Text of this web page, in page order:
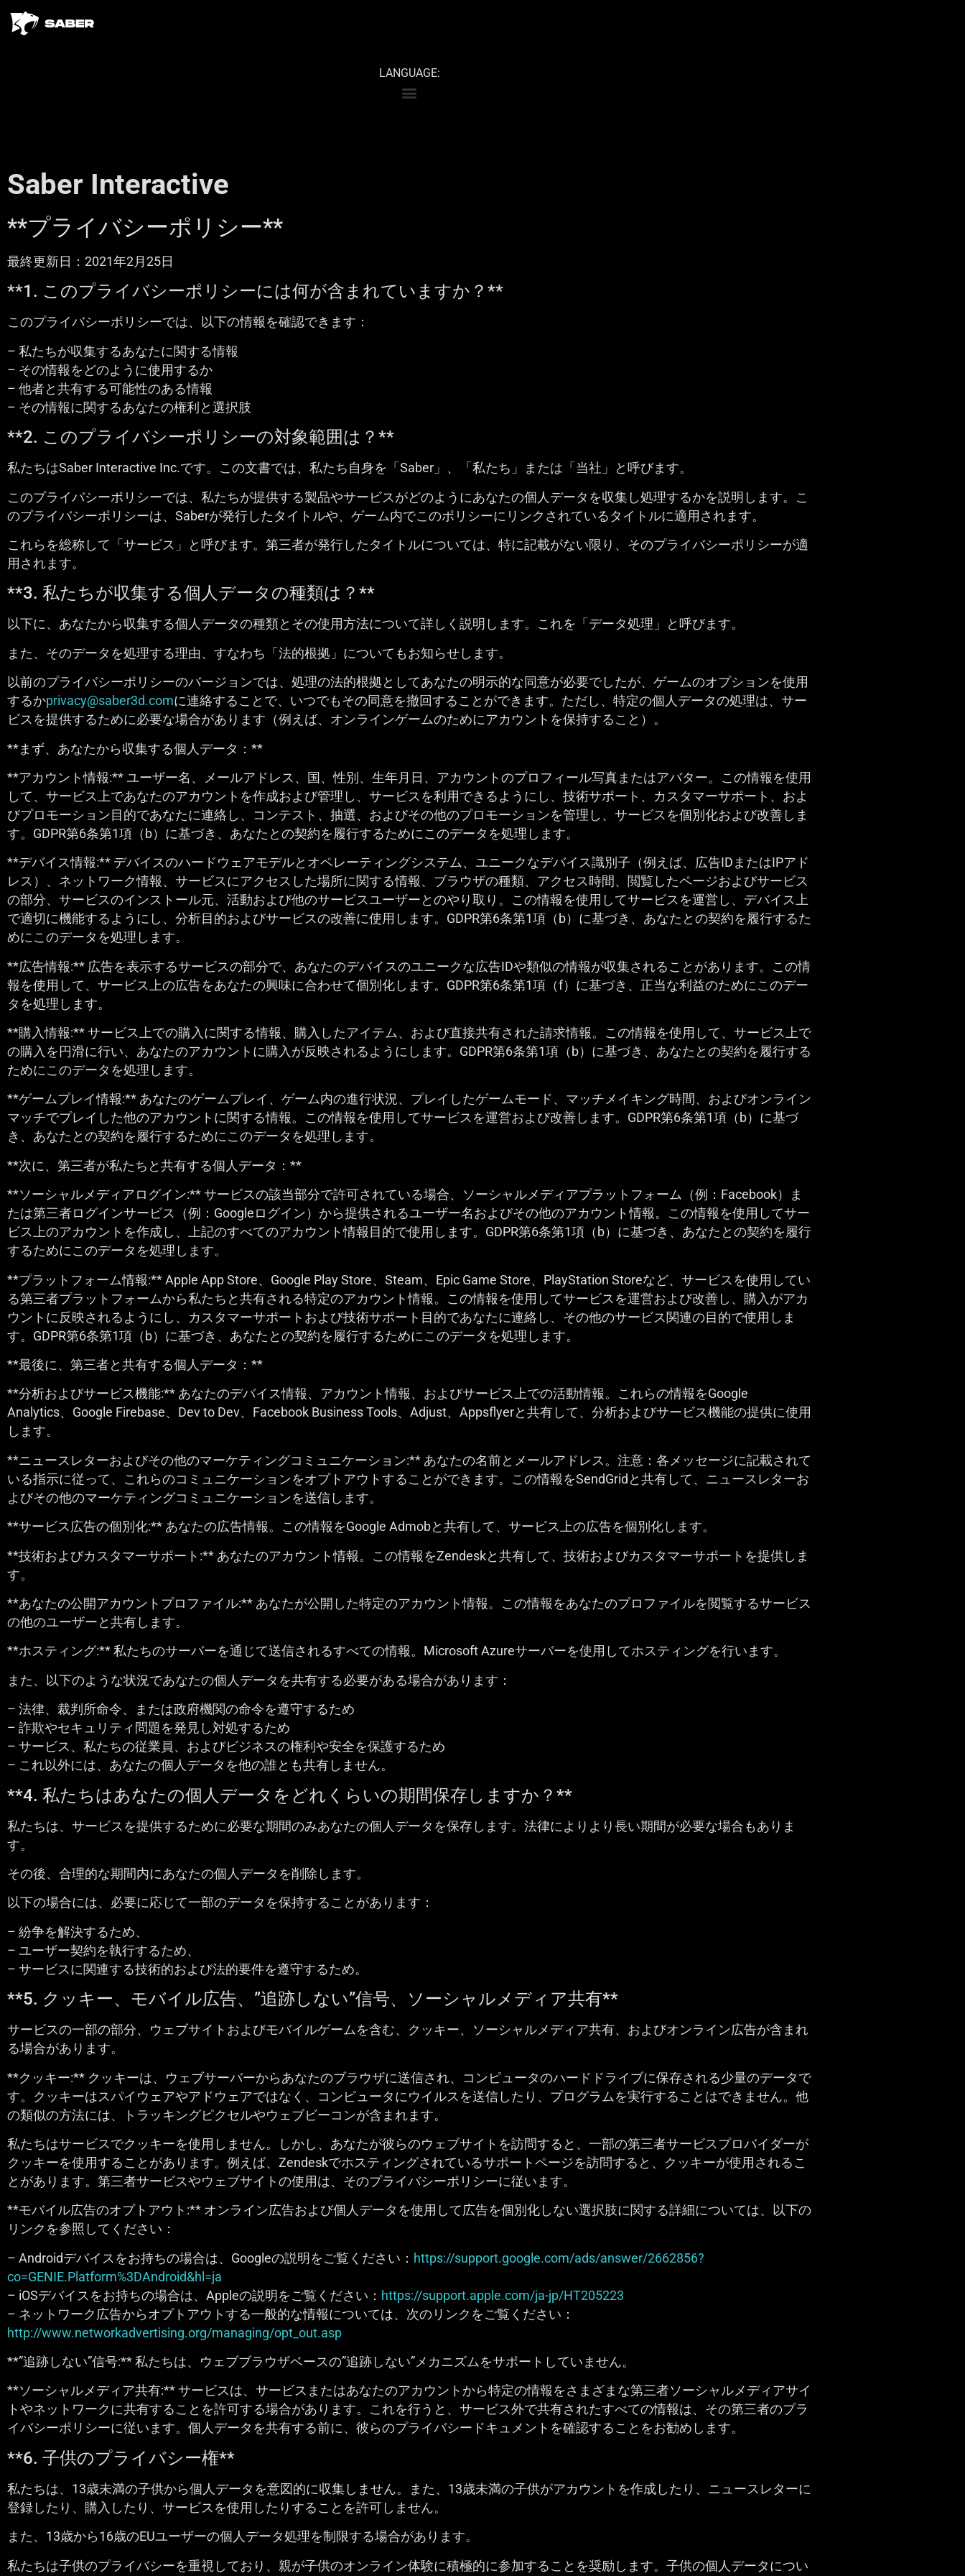
LANGUAGE:
Saber Interactive
**プライバシーポリシー**
最終更新日：2021年2月25日
**1. このプライバシーポリシーには何が含まれていますか？**
このプライバシーポリシーでは、以下の情報を確認できます：
– 私たちが収集するあなたに関する情報
– その情報をどのように使用するか
– 他者と共有する可能性のある情報
– その情報に関するあなたの権利と選択肢
**2. このプライバシーポリシーの対象範囲は？**
私たちはSaber Interactive Inc.です。この文書では、私たち自身を「Saber」、「私たち」または「当社」と呼びます。
このプライバシーポリシーでは、私たちが提供する製品やサービスがどのようにあなたの個人データを収集し処理するかを説明します。こ
のプライバシーポリシーは、Saberが発行したタイトルや、ゲーム内でこのポリシーにリンクされているタイトルに適用されます。
これらを総称して「サービス」と呼びます。第三者が発行したタイトルについては、特に記載がない限り、そのプライバシーポリシーが適
用されます。
**3. 私たちが収集する個人データの種類は？**
以下に、あなたから収集する個人データの種類とその使用方法について詳しく説明します。これを「データ処理」と呼びます。
また、そのデータを処理する理由、すなわち「法的根拠」についてもお知らせします。
以前のプライバシーポリシーのバージョンでは、処理の法的根拠としてあなたの明示的な同意が必要でしたが、ゲームのオプションを使用
するかprivacy@saber3d.comに連絡することで、いつでもその同意を撤回することができます。ただし、特定の個人データの処理は、サー
ビスを提供するために必要な場合があります（例えば、オンラインゲームのためにアカウントを保持すること）。
**まず、あなたから収集する個人データ：**
**アカウント情報:** ユーザー名、メールアドレス、国、性別、生年月日、アカウントのプロフィール写真またはアバター。この情報を使用
して、サービス上であなたのアカウントを作成および管理し、サービスを利用できるようにし、技術サポート、カスタマーサポート、およ
びプロモーション目的であなたに連絡し、コンテスト、抽選、およびその他のプロモーションを管理し、サービスを個別化および改善しま
す。GDPR第6条第1項（b）に基づき、あなたとの契約を履行するためにこのデータを処理します。
**デバイス情報:** デバイスのハードウェアモデルとオペレーティングシステム、ユニークなデバイス識別子（例えば、広告IDまたはIPアド
レス）、ネットワーク情報、サービスにアクセスした場所に関する情報、ブラウザの種類、アクセス時間、閲覧したページおよびサービス
の部分、サービスのインストール元、活動および他のサービスユーザーとのやり取り。この情報を使用してサービスを運営し、デバイス上
で適切に機能するようにし、分析目的およびサービスの改善に使用します。GDPR第6条第1項（b）に基づき、あなたとの契約を履行するた
めにこのデータを処理します。
**広告情報:** 広告を表示するサービスの部分で、あなたのデバイスのユニークな広告IDや類似の情報が収集されることがあります。この情
報を使用して、サービス上の広告をあなたの興味に合わせて個別化します。GDPR第6条第1項（f）に基づき、正当な利益のためにこのデー
タを処理します。
**購入情報:** サービス上での購入に関する情報、購入したアイテム、および直接共有された請求情報。この情報を使用して、サービス上で
の購入を円滑に行い、あなたのアカウントに購入が反映されるようにします。GDPR第6条第1項（b）に基づき、あなたとの契約を履行する
ためにこのデータを処理します。
**ゲームプレイ情報:** あなたのゲームプレイ、ゲーム内の進行状況、プレイしたゲームモード、マッチメイキング時間、およびオンライン
マッチでプレイした他のアカウントに関する情報。この情報を使用してサービスを運営および改善します。GDPR第6条第1項（b）に基づ
き、あなたとの契約を履行するためにこのデータを処理します。
**次に、第三者が私たちと共有する個人データ：**
**ソーシャルメディアログイン:** サービスの該当部分で許可されている場合、ソーシャルメディアプラットフォーム（例：Facebook）ま
たは第三者ログインサービス（例：Googleログイン）から提供されるユーザー名およびその他のアカウント情報。この情報を使用してサー
ビス上のアカウントを作成し、上記のすべてのアカウント情報目的で使用します。GDPR第6条第1項（b）に基づき、あなたとの契約を履行
するためにこのデータを処理します。
**プラットフォーム情報:** Apple App Store、Google Play Store、Steam、Epic Game Store、PlayStation Storeなど、サービスを使用してい
る第三者プラットフォームから私たちと共有される特定のアカウント情報。この情報を使用してサービスを運営および改善し、購入がアカ
ウントに反映されるようにし、カスタマーサポートおよび技術サポート目的であなたに連絡し、その他のサービス関連の目的で使用しま
す。GDPR第6条第1項（b）に基づき、あなたとの契約を履行するためにこのデータを処理します。
**最後に、第三者と共有する個人データ：**
**分析およびサービス機能:** あなたのデバイス情報、アカウント情報、およびサービス上での活動情報。これらの情報をGoogle
Analytics、Google Firebase、Dev to Dev、Facebook Business Tools、Adjust、Appsflyerと共有して、分析およびサービス機能の提供に使用
します。
**ニュースレターおよびその他のマーケティングコミュニケーション:** あなたの名前とメールアドレス。注意：各メッセージに記載されて
いる指示に従って、これらのコミュニケーションをオプトアウトすることができます。この情報をSendGridと共有して、ニュースレターお
よびその他のマーケティングコミュニケーションを送信します。
**サービス広告の個別化:** あなたの広告情報。この情報をGoogle Admobと共有して、サービス上の広告を個別化します。
**技術およびカスタマーサポート:** あなたのアカウント情報。この情報をZendeskと共有して、技術およびカスタマーサポートを提供しま
す。
**あなたの公開アカウントプロファイル:** あなたが公開した特定のアカウント情報。この情報をあなたのプロファイルを閲覧するサービス
の他のユーザーと共有します。
**ホスティング:** 私たちのサーバーを通じて送信されるすべての情報。Microsoft Azureサーバーを使用してホスティングを行います。
また、以下のような状況であなたの個人データを共有する必要がある場合があります：
– 法律、裁判所命令、または政府機関の命令を遵守するため
– 詐欺やセキュリティ問題を発見し対処するため
– サービス、私たちの従業員、およびビジネスの権利や安全を保護するため
– これ以外には、あなたの個人データを他の誰とも共有しません。
**4. 私たちはあなたの個人データをどれくらいの期間保存しますか？**
私たちは、サービスを提供するために必要な期間のみあなたの個人データを保存します。法律によりより長い期間が必要な場合もありま
す。
その後、合理的な期間内にあなたの個人データを削除します。
以下の場合には、必要に応じて一部のデータを保持することがあります：
– 紛争を解決するため、
– ユーザー契約を執行するため、
– サービスに関連する技術的および法的要件を遵守するため。
**5. クッキー、モバイル広告、”追跡しない”信号、ソーシャルメディア共有**
サービスの一部の部分、ウェブサイトおよびモバイルゲームを含む、クッキー、ソーシャルメディア共有、およびオンライン広告が含まれ
る場合があります。
**クッキー:** クッキーは、ウェブサーバーからあなたのブラウザに送信され、コンピュータのハードドライブに保存される少量のデータで
す。クッキーはスパイウェアやアドウェアではなく、コンピュータにウイルスを送信したり、プログラムを実行することはできません。他
の類似の方法には、トラッキングピクセルやウェブビーコンが含まれます。
私たちはサービスでクッキーを使用しません。しかし、あなたが彼らのウェブサイトを訪問すると、一部の第三者サービスプロバイダーが
クッキーを使用することがあります。例えば、Zendeskでホスティングされているサポートページを訪問すると、クッキーが使用されるこ
とがあります。第三者サービスやウェブサイトの使用は、そのプライバシーポリシーに従います。
**モバイル広告のオプトアウト:** オンライン広告および個人データを使用して広告を個別化しない選択肢に関する詳細については、以下の
リンクを参照してください：
– Androidデバイスをお持ちの場合は、Googleの説明をご覧ください： https://support.google.com/ads/answer/2662856?
co=GENIE.Platform%3DAndroid&hl=ja
– iOSデバイスをお持ちの場合は、Appleの説明をご覧ください： https://support.apple.com/ja-jp/HT205223
– ネットワーク広告からオプトアウトする一般的な情報については、次のリンクをご覧ください：
http://www.networkadvertising.org/managing/opt_out.asp
**”追跡しない”信号:** 私たちは、ウェブブラウザベースの”追跡しない”メカニズムをサポートしていません。
**ソーシャルメディア共有:** サービスは、サービスまたはあなたのアカウントから特定の情報をさまざまな第三者ソーシャルメディアサイ
トやネットワークに共有することを許可する場合があります。これを行うと、サービス外で共有されたすべての情報は、その第三者のプラ
イバシーポリシーに従います。個人データを共有する前に、彼らのプライバシードキュメントを確認することをお勧めします。
**6. 子供のプライバシー権**
私たちは、13歳未満の子供から個人データを意図的に収集しません。また、13歳未満の子供がアカウントを作成したり、ニュースレターに
登録したり、購入したり、サービスを使用したりすることを許可しません。
また、13歳から16歳のEUユーザーの個人データ処理を制限する場合があります。
私たちは子供のプライバシーを重視しており、親が子供のオンライン体験に積極的に参加することを奨励します。子供の個人データについ